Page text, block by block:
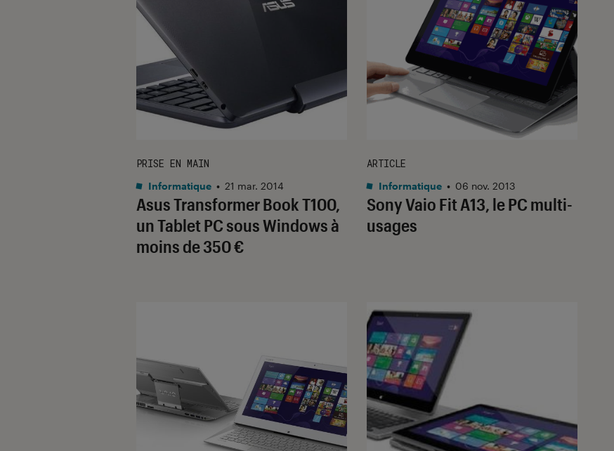
Asus Transformer Book T100,
un Tablet PC sous Windows à
moins de 350 €
PRISE EN MAIN
Informatique • 21 mar. 2014
Sony Vaio Fit A13, le PC multi-
usages
ARTICLE
Informatique • 06 nov. 2013